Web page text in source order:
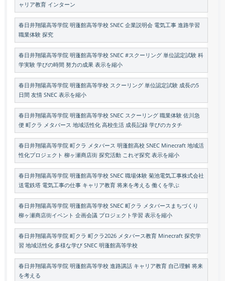
ャリア教育 インターン
春日井翔陽高等学院 明蓬館高等学校 SNEC 企業説明会 電気工事 進路学習
職業体験 探究
春日井翔陽高等学院 明蓬館高等学校 SNEC #スクーリング 単位認定試験 科
学実験 学びの時間 努力の成果 表示を縮小
春日井翔陽高等学院 明蓬館高等学校 スクーリング 単位認定試験 成長の5
日間 友情 SNEC 表示を縮小
春日井翔陽高等学院 明蓬館高等学校 SNEC スクーリング 職業体験 佐川急
便 町クラ メタバース 地域活性化 高校生活 成長記録 学びのカタチ
春日井翔陽高等学院 町クラ メタバース 明蓬館高校 SNEC Minecraft 地域活
性化プロジェクト 柳ヶ瀬商店街 探究活動 これぞ探究 表示を縮小
春日井翔陽高等学院 明蓬館高等学校 SNEC 職場体験 菊池電気工事株式会社
送電鉄塔 電気工事の仕事 キャリア教育 将来を考える 働くを学ぶ
春日井翔陽高等学院 明蓬館高等学校 SNEC 町クラ メタバースまちづくり
柳ヶ瀬商店街イベント 企画会議 プロジェクト学習 表示を縮小
春日井翔陽高等学院 町クラ 町クラ2026 メタバース教育 Minecraft 探究学
習 地域活性化 多様な学び SNEC 明蓬館高等学校
春日井翔陽高等学院 明蓬館高等学校 進路講話 キャリア教育 自己理解 将来
を考える